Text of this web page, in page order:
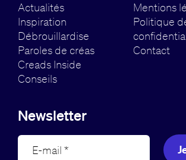
Actualités
Inspiration
Débrouillardise
Paroles de créas
Creads Inside
Conseils
Mentions
Politique
Contact
Newsletter